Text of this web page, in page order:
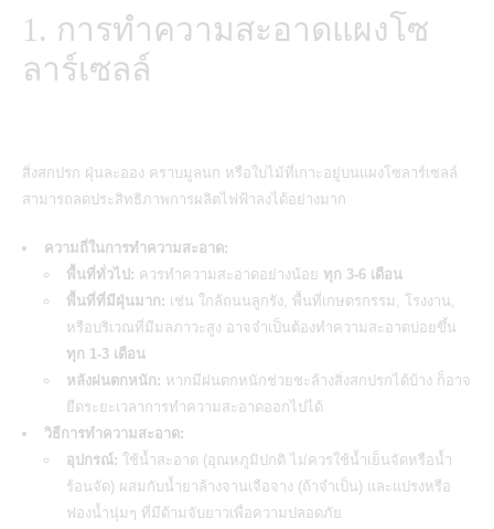
1. การทำความสะอาดแผงโซ
ลาร์เซลล์
สิ่งสกปรก ฝุ่นละออง คราบมูลนก หรือใบไม้ที่เกาะอยู่บนแผงโซลาร์เซลล์
สามารถลดประสิทธิภาพการผลิตไฟฟ้าลงได้อย่างมาก
ความถี่ในการทำความสะอาด:
พื้นที่ทั่วไป: ควรทำความสะอาดอย่างน้อย ทุก 3-6 เดือน
พื้นที่ที่มีฝุ่นมาก: เช่น ใกล้ถนนลูกรัง, พื้นที่เกษตรกรรม, โรงงาน,
หรือบริเวณที่มีมลภาวะสูง อาจจำเป็นต้องทำความสะอาดบ่อยขึ้น
ทุก 1-3 เดือน
หลังฝนตกหนัก: หากมีฝนตกหนักช่วยชะล้างสิ่งสกปรกได้บ้าง ก็อาจ
ยืดระยะเวลาการทำความสะอาดออกไปได้
วิธีการทำความสะอาด:
อุปกรณ์: ใช้น้ำสะอาด (อุณหภูมิปกติ ไม่ควรใช้น้ำเย็นจัดหรือน้ำ
ร้อนจัด) ผสมกับน้ำยาล้างจานเจือจาง (ถ้าจำเป็น) และแปรงหรือ
ฟองน้ำนุ่มๆ ที่มีด้ามจับยาวเพื่อความปลอดภัย